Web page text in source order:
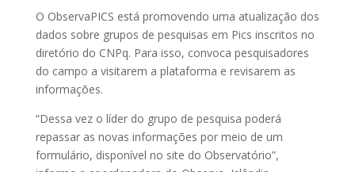
O ObservaPICS está promovendo uma atualização dos
dados sobre grupos de pesquisas em Pics inscritos no
diretório do CNPq. Para isso, convoca pesquisadores
do campo a visitarem a plataforma e revisarem as
informações.
“Dessa vez o líder do grupo de pesquisa poderá
repassar as novas informações por meio de um
formulário, disponível no site do Observatório”,